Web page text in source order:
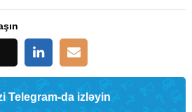
Telegram-da izləyin